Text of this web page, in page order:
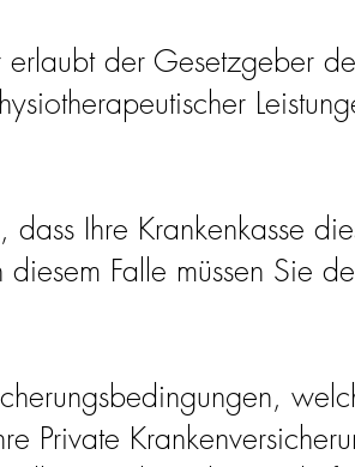
erlaubt der Gesetzgeber
Ihre Krankenkasse
Falle müssen Sie
Private